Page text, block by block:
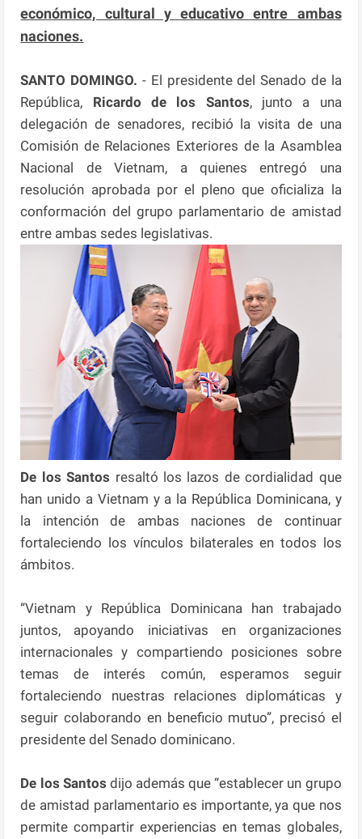
económico, cultural y educativo entre ambas
naciones.
SANTO DOMINGO. - El presidente del Senado de la
República, Ricardo de los Santos, junto a una
delegación de senadores, recibió la visita de una
Comisión de Relaciones Exteriores de la Asamblea
Nacional de Vietnam, a quienes entregó una
resolución aprobada por el pleno que oficializa la
conformación del grupo parlamentario de amistad
entre ambas sedes legislativas.
De los Santos resaltó los lazos de cordialidad que
han unido a Vietnam y a la República Dominicana, y
la intención de ambas naciones de continuar
fortaleciendo los vínculos bilaterales en todos los
ámbitos.
“Vietnam y República Dominicana han trabajado
juntos, apoyando iniciativas en organizaciones
internacionales y compartiendo posiciones sobre
temas de interés común, esperamos seguir
fortaleciendo nuestras relaciones diplomáticas y
seguir colaborando en beneficio mutuo”, precisó el
presidente del Senado dominicano.
De los Santos dijo además que “establecer un grupo
de amistad parlamentario es importante, ya que nos
permite compartir experiencias en temas globales,